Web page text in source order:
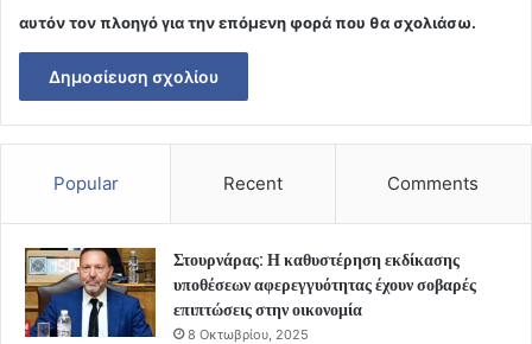
αυτόν τον πλοηγό για την επόμενη φορά που θα σχολιάσω.
Popular Recent Comments
Στουρνάρας: Η καθυστέρηση εκδίκασης
υποθέσεων αφερεγγυότητας έχουν σοβαρές
επιπτώσεις στην οικονομία
8 Οκτωβρίου, 2025